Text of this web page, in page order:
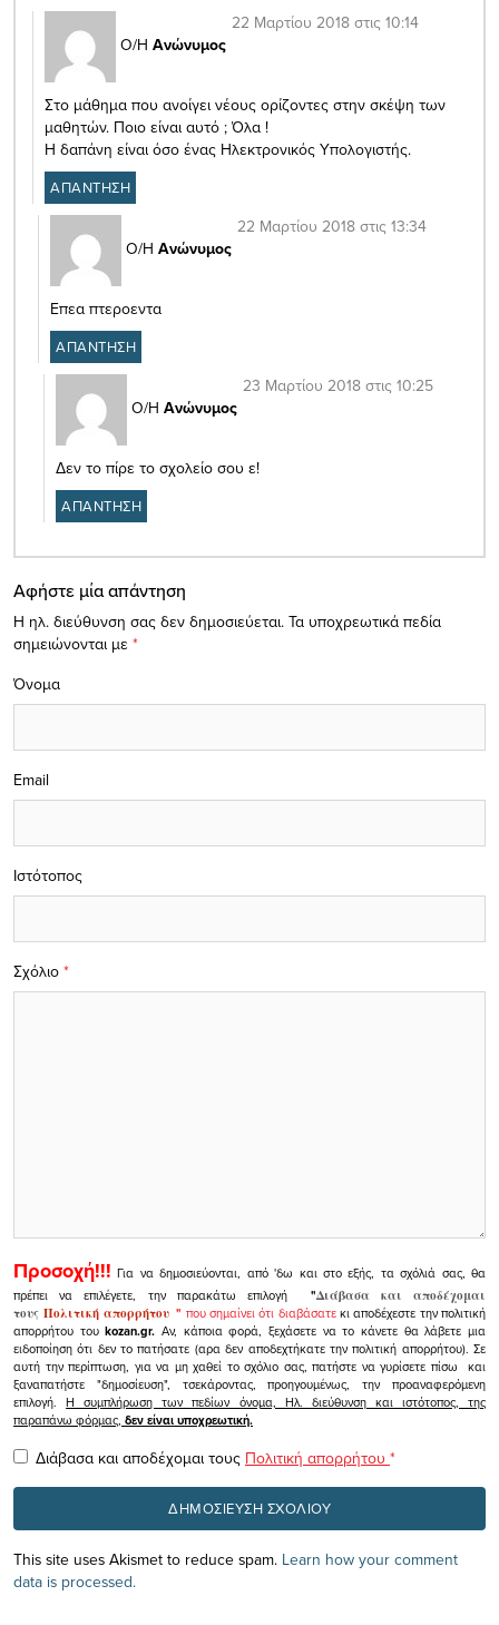
Ο/Η Ανώνυμος
22 Μαρτίου 2018 στις 10:14
Στο μάθημα που ανοίγει νέους ορίζοντες στην σκέψη των
μαθητών. Ποιο είναι αυτό ; Όλα !
Η δαπάνη είναι όσο ένας Ηλεκτρονικός Υπολογιστής.
ΑΠΑΝΤΗΣΗ
Ο/Η Ανώνυμος
22 Μαρτίου 2018 στις 13:34
Επεα πτεροεντα
ΑΠΑΝΤΗΣΗ
Ο/Η Ανώνυμος
23 Μαρτίου 2018 στις 10:25
Δεν το πίρε το σχολείο σου ε!
ΑΠΑΝΤΗΣΗ
Αφήστε μία απάντηση
Η ηλ. διεύθυνση σας δεν δημοσιεύεται. Τα υποχρεωτικά πεδία
σημειώνονται με *
Σχόλιο *
Όνομα
Email
Ιστότοπος
Προσοχή!!! Για να δημοσιεύονται, από 'δω και στο εξής, τα σχόλιά σας, θα
πρέπει να επιλέγετε, την παρακάτω επιλογή
"Διάβασα και αποδέχομαι
τουςΠολιτική απορρήτου" που σημαίνει ότι διαβάσατεκι αποδέχεστε την πολιτική
απορρήτου τουkozan.gr. Αν, κάποια φορά, ξεχάσετε να το κάνετε θα λάβετε μια
ειδοποίηση ότι δεν το πατήσατε (αρα δεν αποδεχτήκατε την πολιτική απορρήτου). Σε
αυτή την περίπτωση, για να μη χαθεί το σχόλιο σας, πατήστε να γυρίσετε πίσω και
ξαναπατήστε "δημοσίευση", τσεκάροντας, προηγουμένως, την προαναφερόμενη
επιλογή.Η συμπλήρωση των πεδίων όνομα, Ηλ. διεύθυνση και ιστότοπος, της
παραπάνω φόρμας, δεν είναι υποχρεωτική.
Διάβασα και αποδέχομαι τους Πολιτική απορρήτου *
This site uses Akismet to reduce spam. Learn how your comment
data is processed.